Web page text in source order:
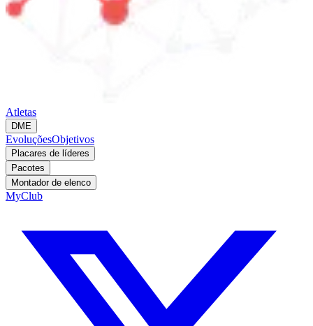
Atletas
DME
EvoluçõesObjetivos
Placares de líderes
Pacotes
Montador de elenco
MyClub